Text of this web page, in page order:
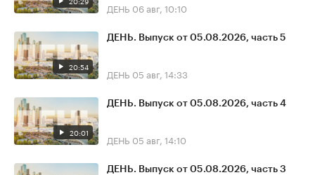
ДЕНЬ 06 авг, 10:10
20:54
ДЕНЬ. Выпуск от 05.08.2026, часть 5
ДЕНЬ 05 авг, 14:33
20:01
ДЕНЬ. Выпуск от 05.08.2026, часть 4
ДЕНЬ 05 авг, 14:10
ДЕНЬ. Выпуск от 05.08.2026, часть 3